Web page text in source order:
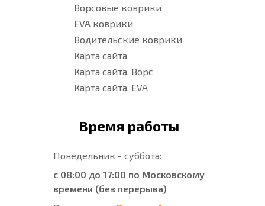
Ворсовые коврики
EVA коврики
Водительские коврики
Карта сайта
Карта сайта. Ворс
Карта сайта. EVA
Время работы
Понедельник - суббота:
с 08:00 до 17:00 по Московскому
времени (без перерыва)